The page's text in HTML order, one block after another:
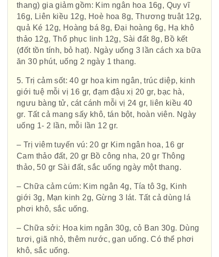
thang) gia giảm gồm: Kim ngân hoa 16g, Quy vĩ
16g, Liên kiều 12g, Hoè hoa 8g, Thương truật 12g,
quả Ké 12g, Hoàng bá 8g, Đại hoàng 6g, Hạ khô
thảo 12g, Thổ phục linh 12g, Sài đất 8g, Bồ kết
(đốt tồn tính, bỏ hạt). Ngày uống 3 lần cách xa bữa
ăn 30 phút, uống 2 ngày 1 thang.
5. Trị cảm sốt: 40 gr hoa kim ngân, trúc diệp, kinh
giới tuệ mỗi vị 16 gr, đạm đậu xị 20 gr, bạc hà,
ngưu bàng tử, cát cánh mỗi vị 24 gr, liên kiều 40
gr. Tất cả mang sấy khô, tán bột, hoàn viên. Ngày
uống 1- 2 lần, mỗi lần 12 gr.
– Trị viêm tuyến vú: 20 gr Kim ngân hoa, 16 gr
Cam thảo đất, 20 gr Bồ công nha, 20 gr Thông
thảo, 50 gr Sài đất, sắc uống ngày một thang.
– Chữa cảm cúm: Kim ngân 4g, Tía tô 3g, Kinh
giới 3g, Mạn kinh 2g, Gừng 3 lát. Tất cả dùng lá
phơi khô, sắc uống.
– Chữa sởi: Hoa kim ngân 30g, cỏ Ban 30g. Dùng
tươi, giã nhỏ, thêm nước, gạn uống. Có thể phơi
khô, sắc uống.